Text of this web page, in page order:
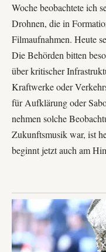
Woche beobachtete ich
Drohnen, die in
Filmaufnahmen. Heute
Die Behörden bitten
über kritischer
Kraftwerke oder
für Aufklärung oder
nehmen solche
Zukunftsmusik war, ist
beginnt jetzt auch am